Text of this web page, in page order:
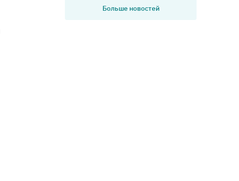
Больше новостей